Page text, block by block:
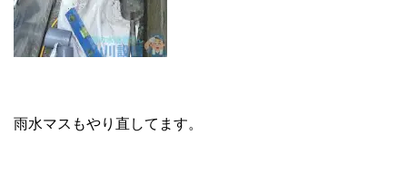
雨水マスもやり直してます。